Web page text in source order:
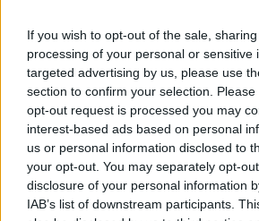
If you wish to opt-out of the sale,
processing of your personal or sensitive
targeted advertising by us, please use
section to confirm your selection.
opt-out request is processed you may
interest-based ads based on personal
us or personal information disclosed to
your opt-out. You may separately opt-
disclosure of your personal information
IAB’s list of downstream participants.
Kövess minket, és értesülj a
Facebookon is!